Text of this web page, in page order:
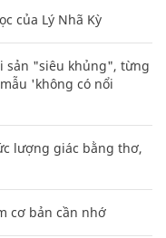
của Lý Nhã Kỳ
sản "siêu khủng", từng
'không có nổi
lượng giác bằng thơ,
cơ bản cần nhớ